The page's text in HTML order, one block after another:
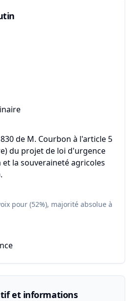
de M. Courbon à l'article 5
du projet de loi d'urgence
la souveraineté agricoles
pour (52%), majorité absolue à
et informations